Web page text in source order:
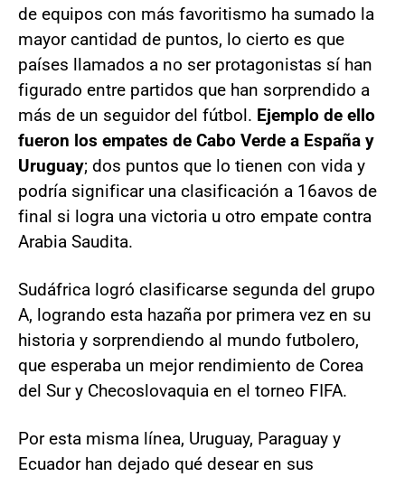
de equipos con más favoritismo ha sumado la
mayor cantidad de puntos, lo cierto es que
países llamados a no ser protagonistas sí han
figurado entre partidos que han sorprendido a
más de un seguidor del fútbol. Ejemplo de ello
fueron los empates de Cabo Verde a España y
Uruguay; dos puntos que lo tienen con vida y
podría significar una clasificación a 16avos de
final si logra una victoria u otro empate contra
Arabia Saudita.
Sudáfrica logró clasificarse segunda del grupo
A, logrando esta hazaña por primera vez en su
historia y sorprendiendo al mundo futbolero,
que esperaba un mejor rendimiento de Corea
del Sur y Checoslovaquia en el torneo FIFA.
Por esta misma línea, Uruguay, Paraguay y
Ecuador han dejado qué desear en sus